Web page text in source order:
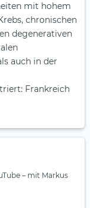
mit hohem
chronischen
degenerativen
auch in der
Frankreich
– mit Markus